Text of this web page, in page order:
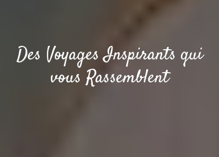
Des Voyages Inspirants qui
vous Rassemblent